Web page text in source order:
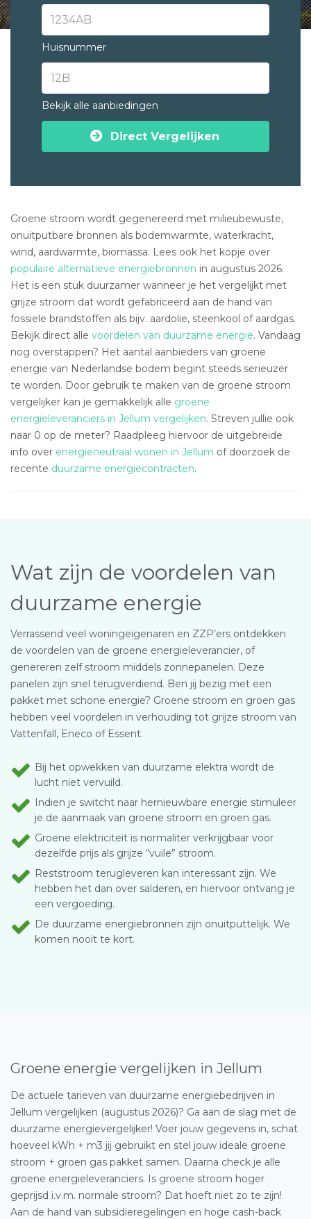
Huisnummer
Bekijk alle aanbiedingen
Direct Vergelijken
Groene stroom wordt gegenereerd met milieubewuste,
onuitputbare bronnen als bodemwarmte, waterkracht,
wind, aardwarmte, biomassa. Lees ook het kopje over
populaire alternatieve energiebronnen in augustus 2026.
Het is een stuk duurzamer wanneer je het vergelijkt met
grijze stroom dat wordt gefabriceerd aan de hand van
fossiele brandstoffen als bijv. aardolie, steenkool of aardgas.
Bekijk direct alle voordelen van duurzame energie. Vandaag
nog overstappen? Het aantal aanbieders van groene
energie van Nederlandse bodem begint steeds serieuzer
te worden. Door gebruik te maken van de groene stroom
vergelijker kan je gemakkelijk alle groene
energieleveranciers in Jellum vergelijken. Streven jullie ook
naar 0 op de meter? Raadpleeg hiervoor de uitgebreide
info over energieneutraal wonen in Jellum of doorzoek de
recente duurzame energiecontracten.
Wat zijn de voordelen van
duurzame energie
Verrassend veel woningeigenaren en ZZP’ers ontdekken
de voordelen van de groene energieleverancier, of
genereren zelf stroom middels zonnepanelen. Deze
panelen zijn snel terugverdiend. Ben jij bezig met een
pakket met schone energie? Groene stroom en groen gas
hebben veel voordelen in verhouding tot grijze stroom van
Vattenfall, Eneco of Essent.
Bij het opwekken van duurzame elektra wordt de
lucht niet vervuild.
Indien je switcht naar hernieuwbare energie stimuleer
je de aanmaak van groene stroom en groen gas.
Groene elektriciteit is normaliter verkrijgbaar voor
dezelfde prijs als grijze “vuile” stroom.
Reststroom terugleveren kan interessant zijn. We
hebben het dan over salderen, en hiervoor ontvang je
een vergoeding.
De duurzame energiebronnen zijn onuitputtelijk. We
komen nooit te kort.
Groene energie vergelijken in Jellum
De actuele tarieven van duurzame energiebedrijven in
Jellum vergelijken (augustus 2026)? Ga aan de slag met de
duurzame energievergelijker! Voer jouw gegevens in, schat
hoeveel kWh + m3 jij gebruikt en stel jouw ideale groene
stroom + groen gas pakket samen. Daarna check je alle
groene energieleveranciers. Is groene stroom hoger
geprijsd i.v.m. normale stroom? Dat hoeft niet zo te zijn!
Aan de hand van subsidieregelingen en hoge cash-back